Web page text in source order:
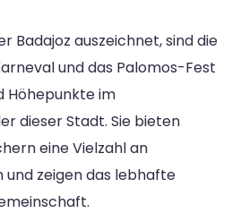
Badajoz auszeichnet, sind die
und das Palomos-Fest
Höhepunkte im
dieser Stadt. Sie bieten
eine Vielzahl an
und zeigen das lebhafte